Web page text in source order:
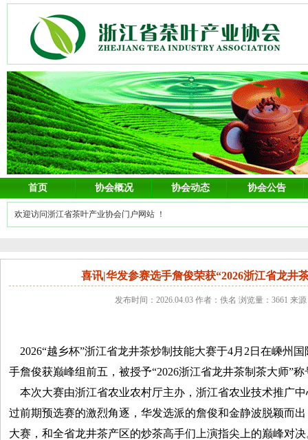
首页 协会概况 协会动态 协会公告
欢迎访问浙江省茶叶产业协会门户网站 ！
喜讯|华发参赛选手詹俊荣获“2026浙江省龙井
发布时间：2026.04.03 作者：佚名 浏览量：3661 来
2026“越乡杯”浙江省龙井茶炒制技能大赛于4月2日在嵊州
手詹俊获巅峰组前五，被授予“2026浙江省龙井茶制茶大师”称
本次大赛由浙江省农业农村厅主办，浙江省农业技术推广
过前期预选赛的激烈角逐，华发选派的詹俊和金静波脱颖而
大赛，和全省龙井茶产区的炒茶高手们上演指尖上的巅峰对决